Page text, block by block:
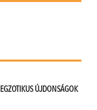
ÚJDONSÁGOK